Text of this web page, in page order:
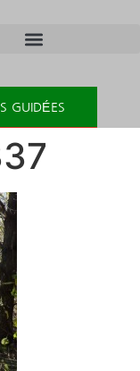
GUIDÉES